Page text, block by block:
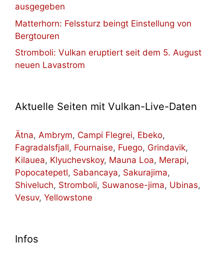
ausgegeben
Matterhorn: Felssturz beingt Einstellung von
Bergtouren
Stromboli: Vulkan eruptiert seit dem 5. August
neuen Lavastrom
Aktuelle Seiten mit Vulkan-Live-Daten
Ätna, Ambrym, Campi Flegrei, Ebeko,
Fagradalsfjall, Fournaise, Fuego, Grindavik,
Kilauea, Klyuchevskoy, Mauna Loa, Merapi,
Popocatepetl, Sabancaya, Sakurajima,
Shiveluch, Stromboli, Suwanose-jima, Ubinas,
Vesuv, Yellowstone
Infos